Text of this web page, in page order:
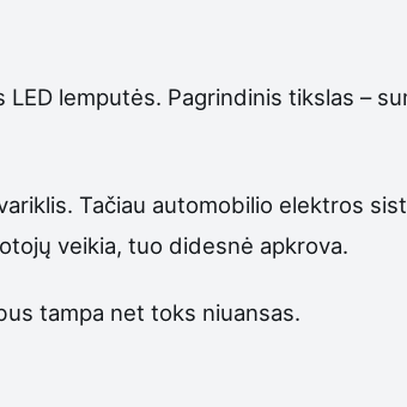
lemputės. Pagrindinis tikslas –
Tačiau automobilio elektros
veikia, tuo didesnė apkrova.
tampa net toks niuansas.